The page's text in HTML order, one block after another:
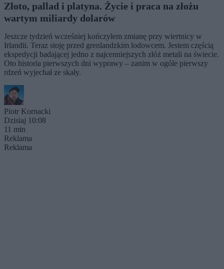
Złoto, pallad i platyna. Życie i praca na złożu
wartym miliardy dolarów
Jeszcze tydzień wcześniej kończyłem zmianę przy wiertnicy w
Irlandii. Teraz stoję przed grenlandzkim lodowcem. Jestem częścią
ekspedycji badającej jedno z najcenniejszych złóż metali na świecie.
Oto historia pierwszych dni wyprawy – zanim w ogóle pierwszy
rdzeń wyjechał ze skały.
Piotr Kornacki
Dzisiaj 10:08
11 min
Reklama
Reklama